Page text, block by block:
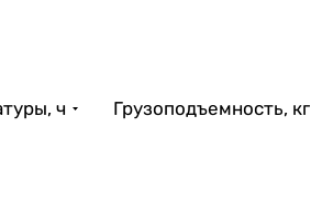
ч
Грузоподъемность, кг